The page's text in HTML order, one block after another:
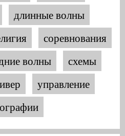
длинные волны
соревнования
волны
схемы
управление